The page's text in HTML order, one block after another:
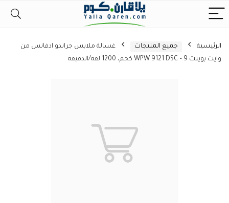
الرئيسية جميع المنتجات
غسالة ملابس جراندو ادفانس من
وايت بوينت WPW 9121 DSC – 9 كجم، 1200 لفة/الدقيقة